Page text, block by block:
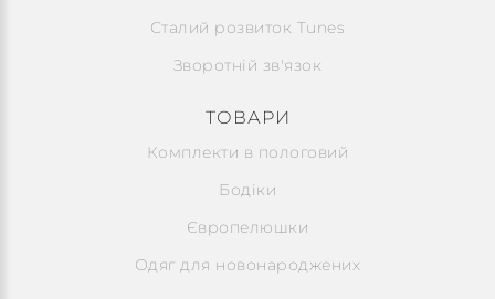
Сталий розвиток Tunes
Зворотній зв'язок
ТОВАРИ
Комплекти в пологовий
Бодіки
Європелюшки
Одяг для новонароджених